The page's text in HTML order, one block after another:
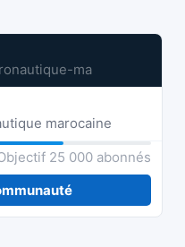
ma
marocaine
25 000 abonnés